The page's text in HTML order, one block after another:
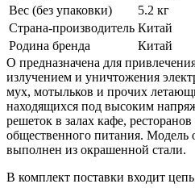
Вес (без упаковки)
5.2 кг
Страна-производитель Китай
Родина бренда
Китай
О предназначена для
излучением и уничтожения
мух, мотыльков и прочих
находящихся под высоким
решеток в залах кафе,
общественного питания.
выполнен из окрашенной стали.
В комплект поставки входит